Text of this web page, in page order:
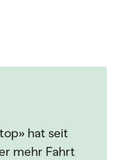
hat seit
mehr Fahrt